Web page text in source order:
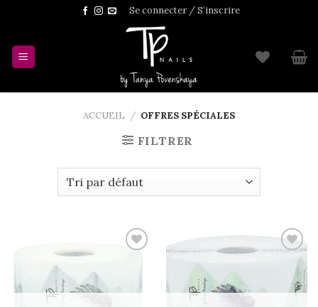
content
Se connecter / S’inscrire
ACCUEIL / OFFRES SPÉCIALES
FILTRER
Add to
wishlist
Add to
wishlist